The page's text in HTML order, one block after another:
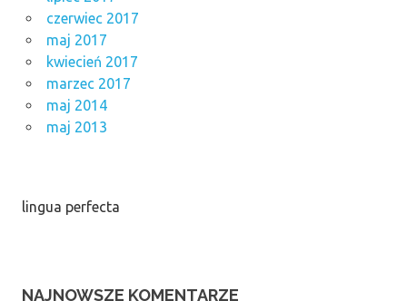
czerwiec 2017
maj 2017
kwiecień 2017
marzec 2017
maj 2014
maj 2013
lingua perfecta
NAJNOWSZE KOMENTARZE